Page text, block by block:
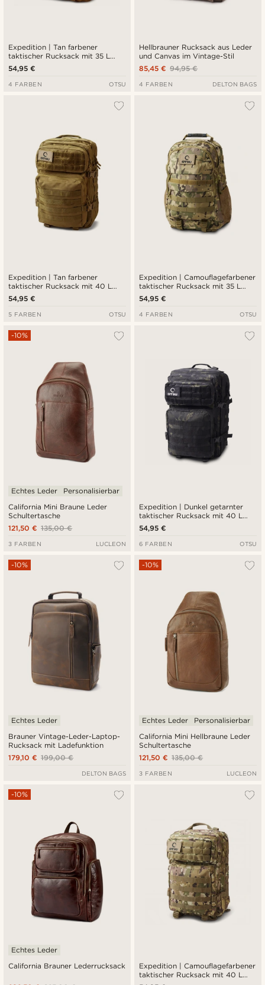
Expedition | Tan farbener
taktischer Rucksack mit 35 L
Volumen und mehreren Fächern
sowie Patch-Fläche
54,95 €
4 FARBEN OTSU
Hellbrauner Rucksack aus Leder
und Canvas im Vintage-Stil
94,95 €
85,45 €
4 FARBEN DELTON BAGS
Expedition | Tan farbener
taktischer Rucksack mit 40 L
Volumen und Patch-Fläche
54,95 €
5 FARBEN OTSU
Expedition | Camouflagefarbener
taktischer Rucksack mit 35 L
Volumen und mehreren Fächern
sowie Patch-Fläche
54,95 €
4 FARBEN OTSU
California Mini Braune Leder
Schultertasche
-10%
Echtes Leder Personalisierbar
135,00 €
121,50 €
3 FARBEN LUCLEON
Expedition | Dunkel getarnter
taktischer Rucksack mit 40 L
Volumen und Patch-Fläche
54,95 €
6 FARBEN OTSU
Brauner Vintage-Leder-Laptop-
Rucksack mit Ladefunktion
-10%
Echtes Leder
199,00 €
179,10 €
DELTON BAGS
California Mini Hellbraune Leder
Schultertasche
-10%
Echtes Leder Personalisierbar
135,00 €
121,50 €
3 FARBEN LUCLEON
California Brauner Lederrucksack
-10%
Echtes Leder
Expedition | Camouflagefarbener
taktischer Rucksack mit 40 L